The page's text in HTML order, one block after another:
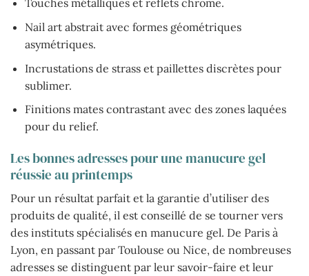
Touches métalliques et reflets chrome.
Nail art abstrait avec formes géométriques
asymétriques.
Incrustations de strass et paillettes discrètes pour
sublimer.
Finitions mates contrastant avec des zones laquées
pour du relief.
Les bonnes adresses pour une manucure gel
réussie au printemps
Pour un résultat parfait et la garantie d’utiliser des
produits de qualité, il est conseillé de se tourner vers
des instituts spécialisés en manucure gel. De Paris à
Lyon, en passant par Toulouse ou Nice, de nombreuses
adresses se distinguent par leur savoir-faire et leur